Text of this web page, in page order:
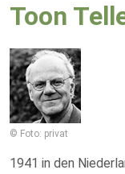
Toon
© Foto: privat
1941 in den